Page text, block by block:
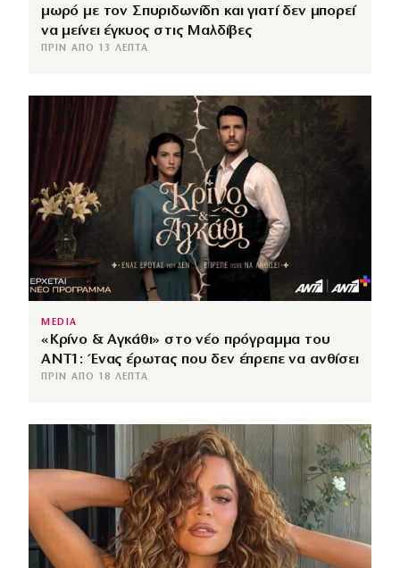
μωρό με τον Σπυριδωνίδη και γιατί δεν μπορεί
να μείνει έγκυος στις Μαλδίβες
ΠΡΙΝ ΑΠΌ 13 ΛΕΠΤΆ
MEDIA
«Κρίνο & Αγκάθι» στο νέο πρόγραμμα του
ΑΝΤ1: Ένας έρωτας που δεν έπρεπε να ανθίσει
ΠΡΙΝ ΑΠΌ 18 ΛΕΠΤΆ